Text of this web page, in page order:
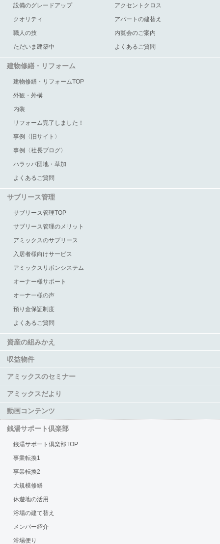
設備のグレードアップ
アクセントクロス
クオリティ
アパートの建替え
職人の技
内覧会のご案内
ただいま建築中
よくあるご質問
建物修繕・リフォーム
建物修繕・リフォームTOP
外観・外構
内装
リフォーム完了しました！
事例〈旧サイト〉
事例〈社長ブログ〉
ハラッパ団地・草加
よくあるご質問
サブリース管理
サブリース管理TOP
サブリース管理のメリット
アミックスのサブリース
入居者様向けサービス
アミックスリボンシステム
オーナー様サポート
オーナー様の声
預り金保証制度
よくあるご質問
資産の組みかえ
収益物件
アミックスのセミナー
アミックスだより
動画コンテンツ
銭湯サポート倶楽部
銭湯サポート倶楽部TOP
事業転換1
事業転換2
大規模修繕
休遊地の活用
浴場の建て替え
メンバー紹介
浴場便り